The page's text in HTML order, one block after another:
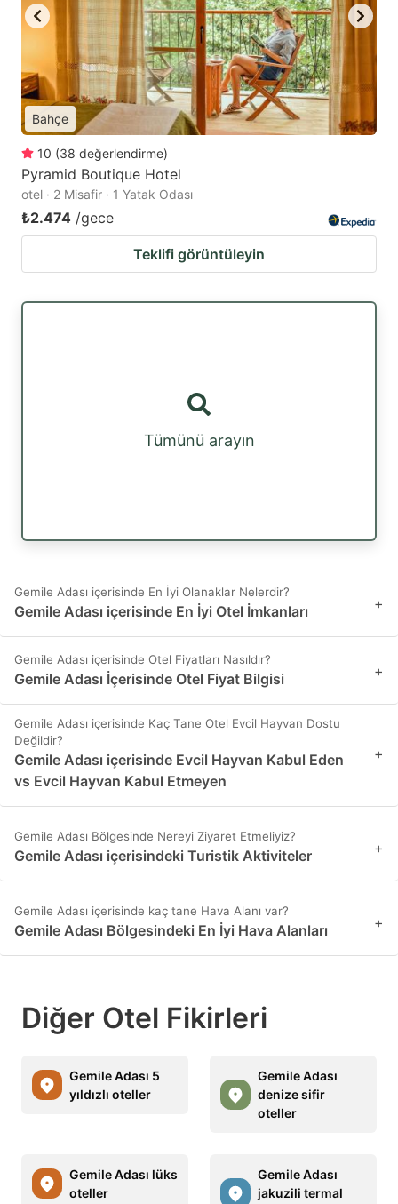
Bahçe
10 (38 değerlendirme)
Pyramid Boutique Hotel
otel · 2 Misafir · 1 Yatak Odası
₺2.474 /gece
Teklifi görüntüleyin
Tümünü arayın
Gemile Adası içerisinde En İyi Olanaklar Nelerdir?
Gemile Adası içerisinde En İyi Otel İmkanları +
Gemile Adası içerisinde Otel Fiyatları Nasıldır?
Gemile Adası İçerisinde Otel Fiyat Bilgisi +
Gemile Adası içerisinde Kaç Tane Otel Evcil Hayvan Dostu
Değildir?
Gemile Adası içerisinde Evcil Hayvan Kabul Eden
vs Evcil Hayvan Kabul Etmeyen
+
Gemile Adası Bölgesinde Nereyi Ziyaret Etmeliyiz?
Gemile Adası içerisindeki Turistik Aktiviteler +
Gemile Adası içerisinde kaç tane Hava Alanı var?
Gemile Adası Bölgesindeki En İyi Hava Alanları +
Diğer Otel Fikirleri
Gemile Adası 5
yıldızlı oteller
Gemile Adası
denize sifir
oteller
Gemile Adası lüks
oteller
Gemile Adası
jakuzili termal